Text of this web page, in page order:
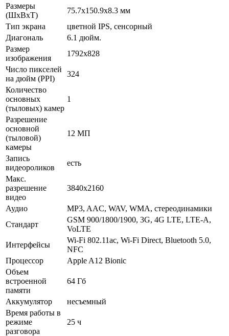
Размеры
(ШxВxТ)
75.7x150.9x8.3 мм
Тип экрана
цветной IPS, сенсорный
Диагональ
6.1 дюйм.
Размер
изображения
1792x828
Число пикселей
на дюйм (PPI)
324
Количество
основных
(тыловых) камер
1
Разрешение
основной
(тыловой)
камеры
12 МП
Запись
видеороликов
есть
Макс.
разрешение
видео
3840x2160
Аудио
MP3, AAC, WAV, WMA, стереодинамики
Стандарт
GSM 900/1800/1900, 3G, 4G LTE, LTE-A,
VoLTE
Интерфейсы
Wi-Fi 802.11ac, Wi-Fi Direct, Bluetooth 5.0,
NFC
Процессор
Apple A12 Bionic
Объем
встроенной
памяти
64 Гб
Аккумулятор
несъемный
Время работы в
режиме
разговора
25 ч